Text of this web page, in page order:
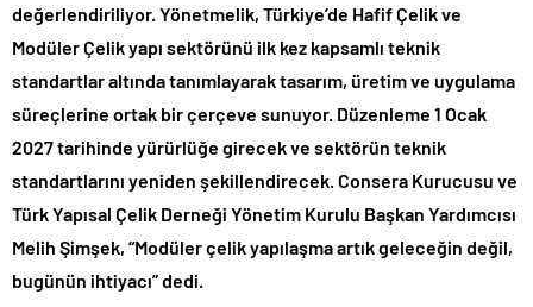
değerlendiriliyor. Yönetmelik, Türkiye’de Hafif Çelik ve
Modüler Çelik yapı sektörünü ilk kez kapsamlı teknik
standartlar altında tanımlayarak tasarım, üretim ve uygulama
süreçlerine ortak bir çerçeve sunuyor. Düzenleme 1 Ocak
2027 tarihinde yürürlüğe girecek ve sektörün teknik
standartlarını yeniden şekillendirecek. Consera Kurucusu ve
Türk Yapısal Çelik Derneği Yönetim Kurulu Başkan Yardımcısı
Melih Şimşek, “Modüler çelik yapılaşma artık geleceğin değil,
bugünün ihtiyacı” dedi.